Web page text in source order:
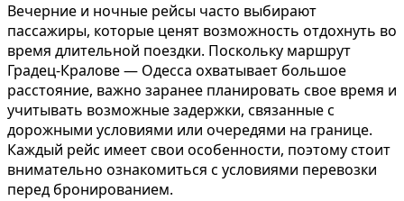
Вечерние и ночные рейсы часто выбирают
пассажиры, которые ценят возможность отдохнуть во
время длительной поездки. Поскольку маршрут
Градец-Кралове — Одесса охватывает большое
расстояние, важно заранее планировать свое время и
учитывать возможные задержки, связанные с
дорожными условиями или очередями на границе.
Каждый рейс имеет свои особенности, поэтому стоит
внимательно ознакомиться с условиями перевозки
перед бронированием.